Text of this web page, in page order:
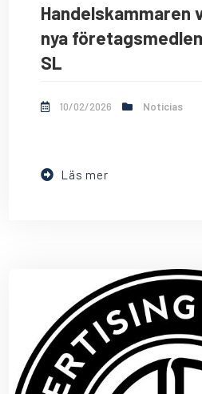
Handelskammaren
nya
SL
10/02/2026 Noticias
Läs mer